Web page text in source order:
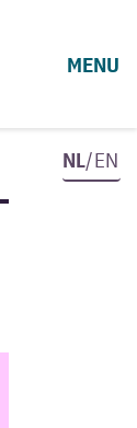
MENU
NL/EN